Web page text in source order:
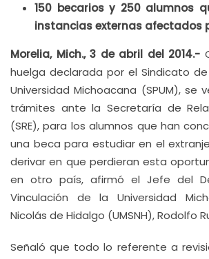
150 becarios y 250 alumnos
instancias externas afectados
Morelia, Mich., 3 de abril del 2014.-
huelga declarada por el Sindicato
Universidad Michoacana (SPUM), se
trámites ante la Secretaría de
(SRE), para los alumnos que han
una beca para estudiar en el
derivar en que perdieran esta
en otro país, afirmó el Jefe del
Vinculación de la Universidad
Nicolás de Hidalgo (UMSNH), Rodolfo
Señaló que todo lo referente a